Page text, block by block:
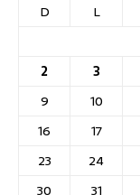
D
L
2
3
9
10
16
17
23
24
30
31